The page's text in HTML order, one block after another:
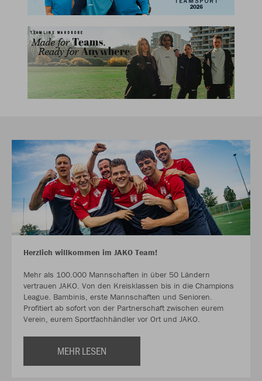
Herzlich willkommen im JAKO Team!
Mehr als 100.000 Mannschaften in über 50 Ländern
vertrauen JAKO. Von den Kreisklassen bis in die Champions
League. Bambinis, erste Mannschaften und Senioren.
Profitiert ab sofort von der Partnerschaft zwischen eurem
Verein, eurem Sportfachhändler vor Ort und JAKO.
MEHR LESEN